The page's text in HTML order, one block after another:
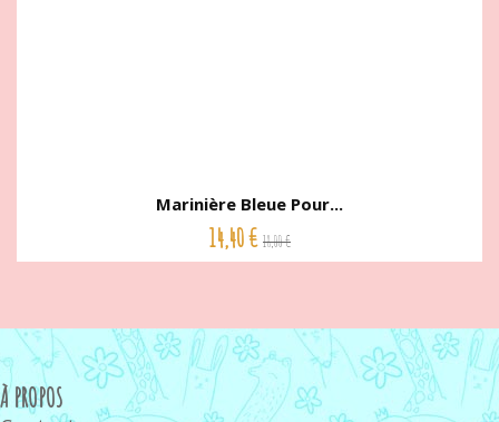
Marinière Bleue Pour...
14,40 € 18,00 €
À PROPOS